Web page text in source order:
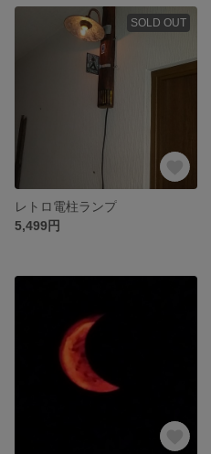
SOLD OUT
レトロ電柱ランプ
5,499円